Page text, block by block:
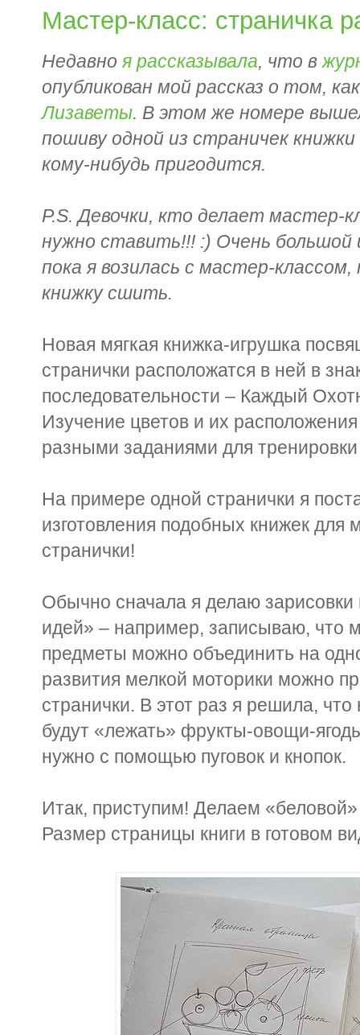
Мастер-класс: страничка
Недавно я рассказывала, что в
опубликован мой рассказ о том,
Лизаветы. В этом же номере
пошиву одной из страничек
кому-нибудь пригодится.
P.S. Девочки, кто делает мастер-
нужно ставить!!! :) Очень
пока я возилась с мастер-
книжку сшить.
Новая мягкая книжка-игрушка
странички расположатся в ней в
последовательности – Каждый
Изучение цветов и их
разными заданиями для
На примере одной странички я
изготовления подобных книжек
странички!
Обычно сначала я делаю зарисовки
идей» – например, записываю, что
предметы можно объединить на
развития мелкой моторики можно
странички. В этот раз я решила,
будут «лежать» фрукты-овощи-
нужно с помощью пуговок и кнопок.
Итак, приступим! Делаем
Размер страницы книги в готовом